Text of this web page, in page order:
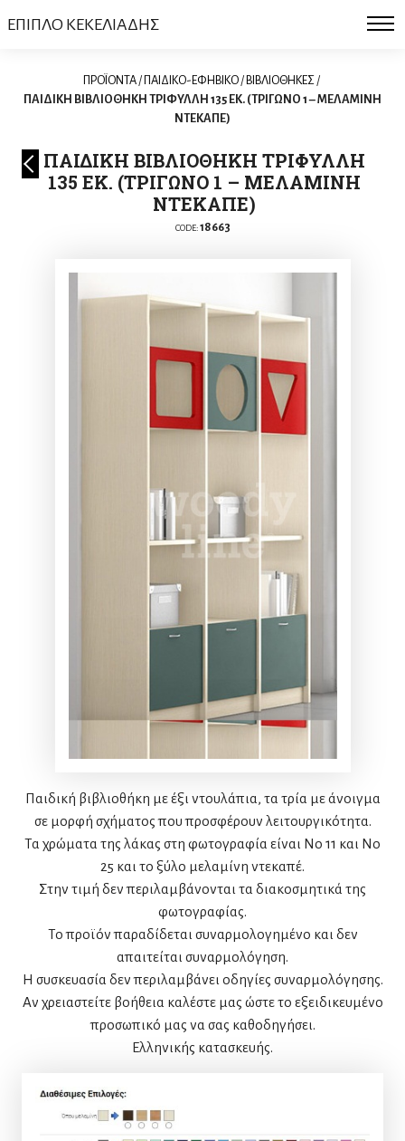
ΕΠΙΠΛΟ ΚΕΚΕΛΙΑΔΗΣ
ΠΡΟΪΟΝΤΑ / ΠΑΙΔΙΚΟ-ΕΦΗΒΙΚΟ / ΒΙΒΛΙΟΘΗΚΕΣ /
ΠΑΙΔΙΚΗ ΒΙΒΛΙΟΘΗΚΗ ΤΡΙΦΥΛΛΗ 135 ΕΚ. (ΤΡΙΓΩΝΟ 1 – ΜΕΛΑΜΙΝΗ
ΝΤΕΚΑΠΕ)
ΠΑΙΔΙΚΗ ΒΙΒΛΙΟΘΗΚΗ ΤΡΙΦΥΛΛΗ
135 ΕΚ. (ΤΡΙΓΩΝΟ 1 – ΜΕΛΑΜΙΝΗ
ΝΤΕΚΑΠΕ)
CODE: 18663
Παιδική βιβλιοθήκη με έξι ντουλάπια, τα τρία με άνοιγμα
σε μορφή σχήματος που προσφέρουν λειτουργικότητα.
Τα χρώματα της λάκας στη φωτογραφία είναι Νο 11 και Νο
25 και το ξύλο μελαμίνη ντεκαπέ.
Στην τιμή δεν περιλαμβάνονται τα διακοσμητικά της
φωτογραφίας.
Το προϊόν παραδίδεται συναρμολογημένο και δεν
απαιτείται συναρμολόγηση.
Η συσκευασία δεν περιλαμβάνει οδηγίες συναρμολόγησης.
Αν χρειαστείτε βοήθεια καλέστε μας ώστε το εξειδικευμένο
προσωπικό μας να σας καθοδηγήσει.
Ελληνικής κατασκευής.